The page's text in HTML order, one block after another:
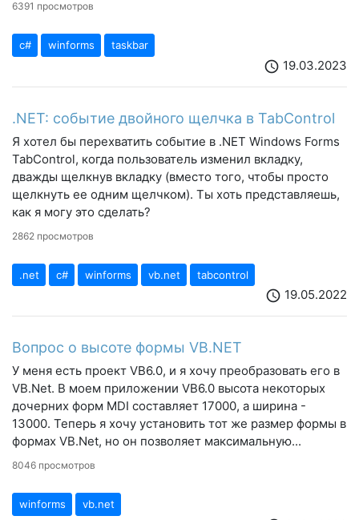
6391 просмотров
c# winforms taskbar
schedule 19.03.2023
.NET: событие двойного щелчка в TabControl
Я хотел бы перехватить событие в .NET Windows Forms
TabControl, когда пользователь изменил вкладку,
дважды щелкнув вкладку (вместо того, чтобы просто
щелкнуть ее одним щелчком). Ты хоть представляешь,
как я могу это сделать?
2862 просмотров
.net c# winforms vb.net tabcontrol
schedule 19.05.2022
Вопрос о высоте формы VB.NET
У меня есть проект VB6.0, и я хочу преобразовать его в
VB.Net. В моем приложении VB6.0 высота некоторых
дочерних форм MDI составляет 17000, а ширина -
13000. Теперь я хочу установить тот же размер формы в
формах VB.Net, но он позволяет максимальную...
8046 просмотров
winforms vb.net